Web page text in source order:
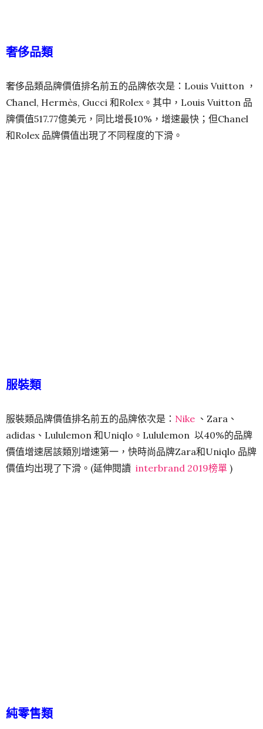
奢侈品類
奢侈品類品牌價值排名前五的品牌依次是：Louis Vuitton ，
Chanel, Hermès, Gucci 和Rolex。其中，Louis Vuitton 品
牌價值517.77億美元，同比增長10%，增速最快；但Chanel
和Rolex 品牌價值出現了不同程度的下滑。
服裝類
服裝類品牌價值排名前五的品牌依次是： Nike 、Zara、
adidas、Lululemon 和Uniqlo。Lululemon 以40%的品牌
價值增速居該類別增速第一，快時尚品牌Zara和Uniqlo 品牌
價值均出現了下滑。(延伸閱讀 interbrand 2019榜單 )
純零售類